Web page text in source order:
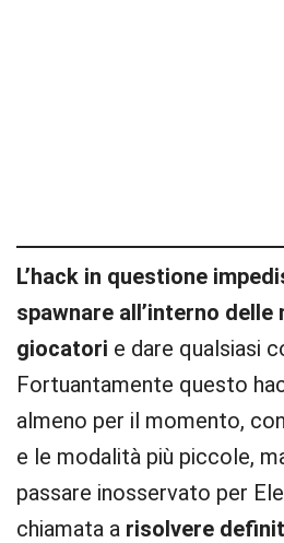
L’hack in questione
spawnare all’interno delle
giocatori e dare qualsiasi
Fortuantamente questo
almeno per il momento,
e le modalità più piccole,
passare inosservato per
chiamata a risolvere